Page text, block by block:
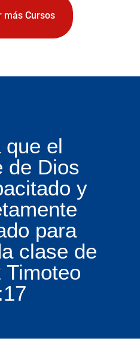
más Cursos
que el
de Dios
y
para
clase de
Timoteo